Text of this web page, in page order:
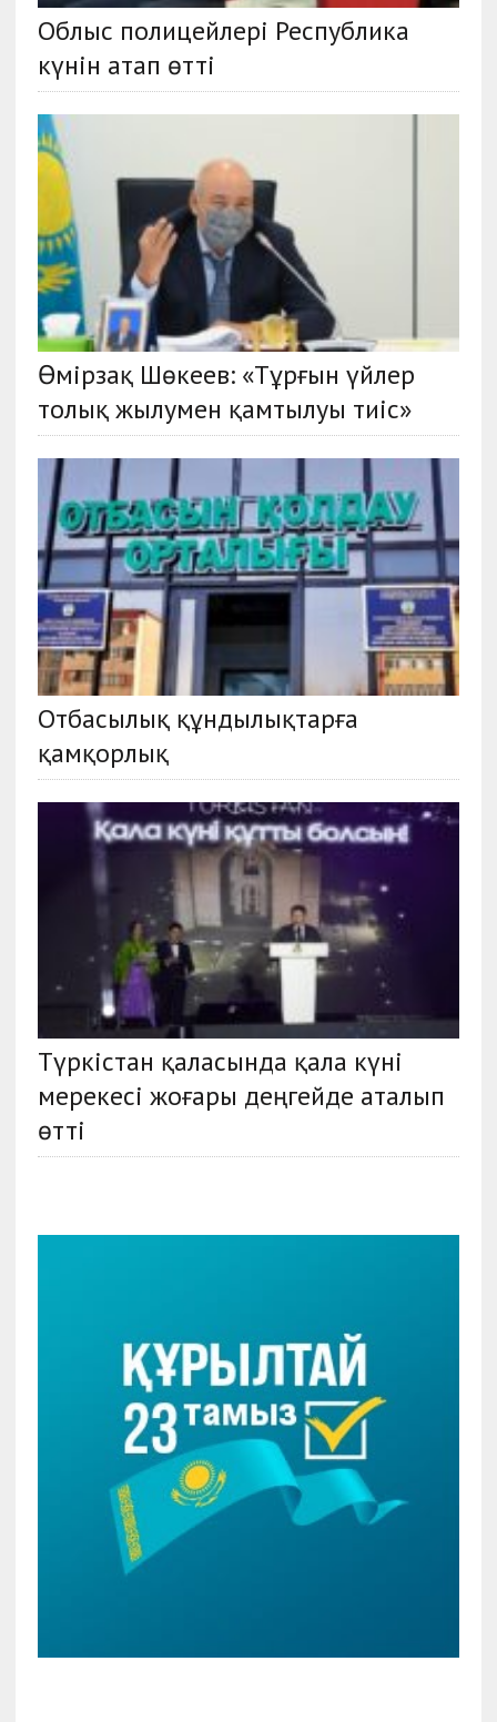
Облыс полицейлері Республика
күнін атап өтті
Өмірзақ Шөкеев: «Тұрғын үйлер
толық жылумен қамтылуы тиіс»
Отбасылық құндылықтарға
қамқорлық
Түркістан қаласында қала күні
мерекесі жоғары деңгейде аталып
өтті